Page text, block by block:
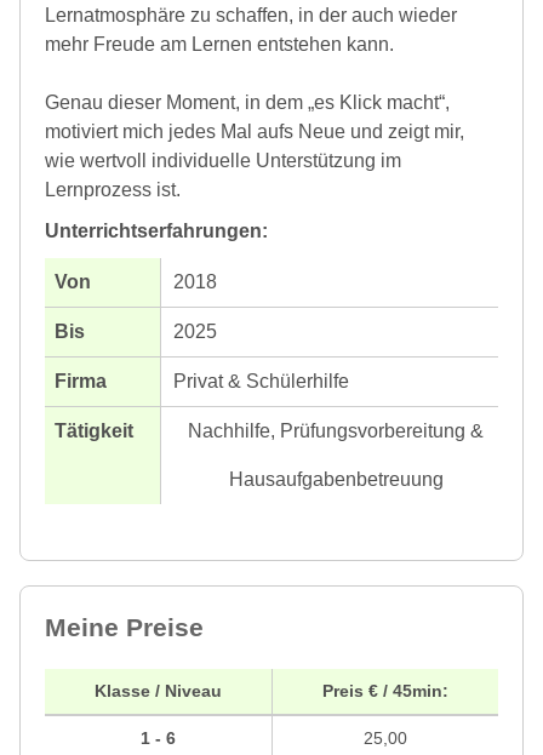
Lernatmosphäre zu schaffen, in der auch wieder
mehr Freude am Lernen entstehen kann.
Genau dieser Moment, in dem „es Klick macht“,
motiviert mich jedes Mal aufs Neue und zeigt mir,
wie wertvoll individuelle Unterstützung im
Lernprozess ist.
Unterrichtserfahrungen:
2018
2025
Privat & Schülerhilfe
Nachhilfe, Prüfungsvorbereitung &
Hausaufgabenbetreuung
Meine Preise
Klasse / Niveau
1 - 6
Preis € / 45min:
25,00